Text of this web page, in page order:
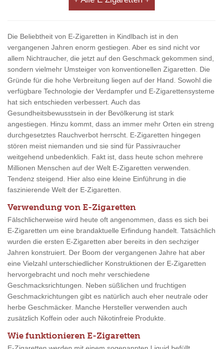
Die Beliebtheit von E-Zigaretten in Kindlbach ist in den
vergangenen Jahren enorm gestiegen. Aber es sind nicht vor
allem Nichtraucher, die jetzt auf den Geschmack gekommen sind,
sondern vielmehr Umsteiger von konventionellen Zigaretten. Die
Gründe für die hohe Verbreitung liegen auf der Hand. Sowohl die
verfügbare Technologie der Verdampfer und E-Zigarettensysteme
hat sich entschieden verbessert. Auch das
Gesundheitsbewusstsein in der Bevölkerung ist stark
angestiegen. Hinzu kommt, dass an immer mehr Orten ein streng
durchgesetztes Rauchverbot herrscht. E-Zigaretten hingegen
stören meist niemanden und sie sind für Passivraucher
weitgehend unbedenklich. Fakt ist, dass heute schon mehrere
Millionen Menschen auf der Welt E-Zigaretten verwenden.
Tendenz steigend. Hier also eine kleine Einführung in die
faszinierende Welt der E-Zigaretten.
Verwendung von E-Zigaretten
Fälschlicherweise wird heute oft angenommen, dass es sich bei
E-Zigaretten um eine brandaktuelle Erfindung handelt. Tatsächlich
wurden die ersten E-Zigaretten aber bereits in den sechziger
Jahren konstruiert. Der Boom der vergangenen Jahre hat aber
eine Vielzahl unterschiedlicher Konstruktionen der E-Zigaretten
hervorgebracht und noch mehr verschiedene
Geschmacksrichtungen. Neben süßlichen und fruchtigen
Geschmackrichtungen gibt es natürlich auch eher neutrale oder
herbe Geschmäcker. Manche Hersteller verwenden auch
zusätzlich Koffein oder auch Nikotinfreie Produkte.
Wie funktionieren E-Zigaretten